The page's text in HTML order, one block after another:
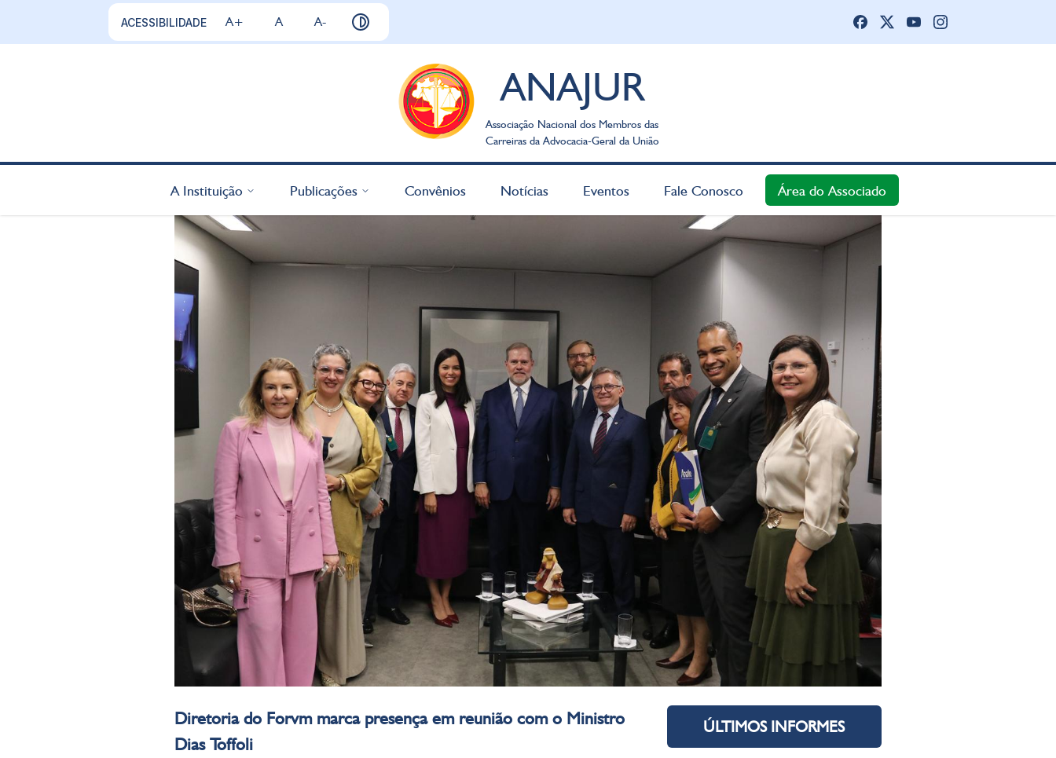
ACESSIBILIDADE A+ A A-
ANAJUR
Associação Nacional dos Membros das
Carreiras da Advocacia-Geral da União
A Instituição Publicações Convênios Notícias Eventos Fale Conosco Área do Associado
Diretoria do Forvm marca presença em reunião com o Ministro
Dias Toffoli
ÚLTIMOS INFORMES